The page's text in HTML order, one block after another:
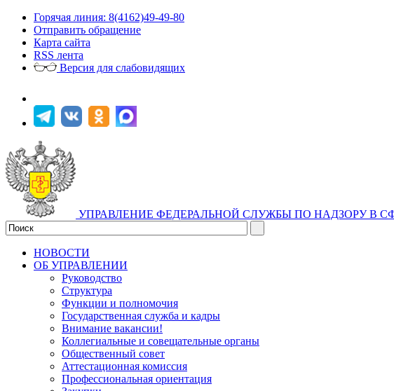
Горячая линия: 8(4162)49-49-80
Отправить обращение
Карта сайта
RSS лента
Версия для слабовидящих
УПРАВЛЕНИЕ ФЕДЕРАЛЬНОЙ СЛУЖБЫ ПО НАДЗОРУ В
НОВОСТИ
ОБ УПРАВЛЕНИИ
Руководство
Структура
Функции и полномочия
Государственная служба и кадры
Внимание вакансии!
Коллегиальные и совещательные органы
Общественный совет
Аттестационная комиссия
Профессиональная ориентация